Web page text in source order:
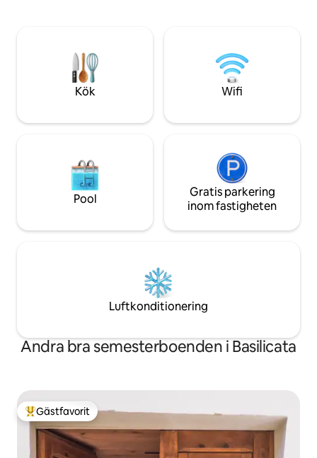
della Bruna", skyddshelgon för Matera;
huvudstad för
upptäcka dess
upplevelse
Kök Wifi
Pool
Gratis parkering
inom fastigheten
Luftkonditionering
Andra bra semesterboenden i Basilicata
Populär gästfavorit
Gästfavorit